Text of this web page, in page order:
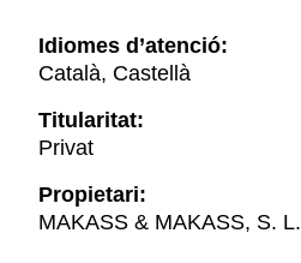
Idiomes d’atenció:
Català, Castellà
Titularitat:
Privat
Propietari:
MAKASS & MAKASS, S. L.